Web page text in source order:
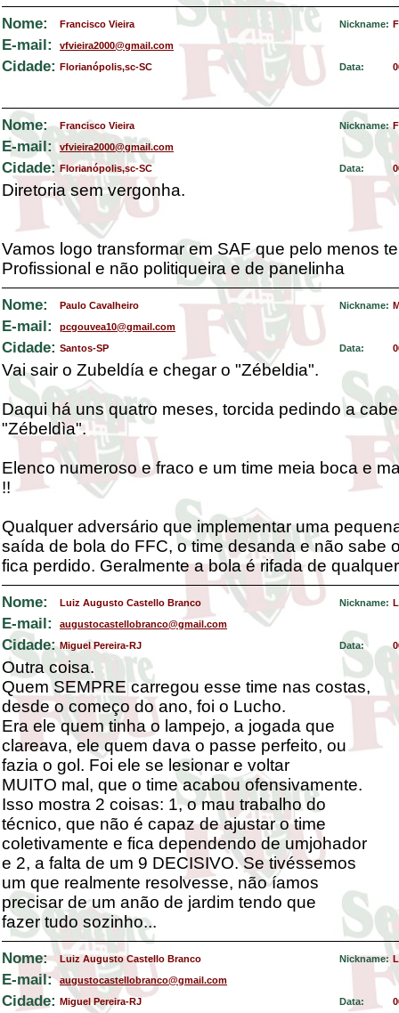
Nome: Francisco Vieira Nickname:
E-mail: vfvieira2000@gmail.com
Cidade: Florianópolis,sc-SC Data:
Nome: Francisco Vieira Nickname:
E-mail: vfvieira2000@gmail.com
Cidade: Florianópolis,sc-SC Data:
Diretoria sem vergonha.
Vamos logo transformar em SAF que pelo menos
Profissional e não politiqueira e de panelinha
Nome: Paulo Cavalheiro Nickname:
E-mail: pcgouvea10@gmail.com
Cidade: Santos-SP Data:
Vai sair o Zubeldía e chegar o "Zébeldia".
Daqui há uns quatro meses, torcida pedindo a
"Zébeldìa".
Elenco numeroso e fraco e um time meia boca e
!!
Qualquer adversário que implementar uma
saída de bola do FFC, o time desanda e não sabe
fica perdido. Geralmente a bola é rifada de
Nome: Luiz Augusto Castello Branco Nickname:
E-mail: augustocastellobranco@gmail.com
Cidade: Miguel Pereira-RJ Data:
Outra coisa.
Quem SEMPRE carregou esse time nas costas,
desde o começo do ano, foi o Lucho.
Era ele quem tinha o lampejo, a jogada que
clareava, ele quem dava o passe perfeito, ou
fazia o gol. Foi ele se lesionar e voltar
MUITO mal, que o time acabou ofensivamente.
Isso mostra 2 coisas: 1, o mau trabalho do
técnico, que não é capaz de ajustar o time
coletivamente e fica dependendo de umjohador
e 2, a falta de um 9 DECISIVO. Se tivéssemos
um que realmente resolvesse, não íamos
precisar de um anão de jardim tendo que
fazer tudo sozinho...
Nome: Luiz Augusto Castello Branco Nickname:
E-mail: augustocastellobranco@gmail.com
Cidade: Miguel Pereira-RJ Data: